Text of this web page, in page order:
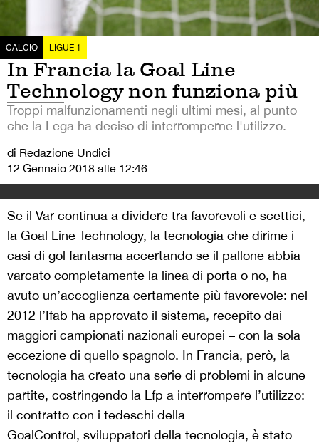
CALCIO LIGUE 1
In Francia la Goal Line
Technology non funziona più
Troppi malfunzionamenti negli ultimi mesi, al punto
che la Lega ha deciso di interromperne l'utilizzo.
di Redazione Undici
12 Gennaio 2018 alle 12:46
Se il Var continua a dividere tra favorevoli e scettici,
la Goal Line Technology, la tecnologia che dirime i
casi di gol fantasma accertando se il pallone abbia
varcato completamente la linea di porta o no, ha
avuto un’accoglienza certamente più favorevole: nel
2012 l’Ifab ha approvato il sistema, recepito dai
maggiori campionati nazionali europei – con la sola
eccezione di quello spagnolo. In Francia, però, la
tecnologia ha creato una serie di problemi in alcune
partite, costringendo la Lfp a interrompere l’utilizzo:
il contratto con i tedeschi della
GoalControl, sviluppatori della tecnologia, è stato